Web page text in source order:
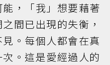
，「我」想要藉著
間已出現的失衡，
。每個人都會在真
。這是愛經過人的